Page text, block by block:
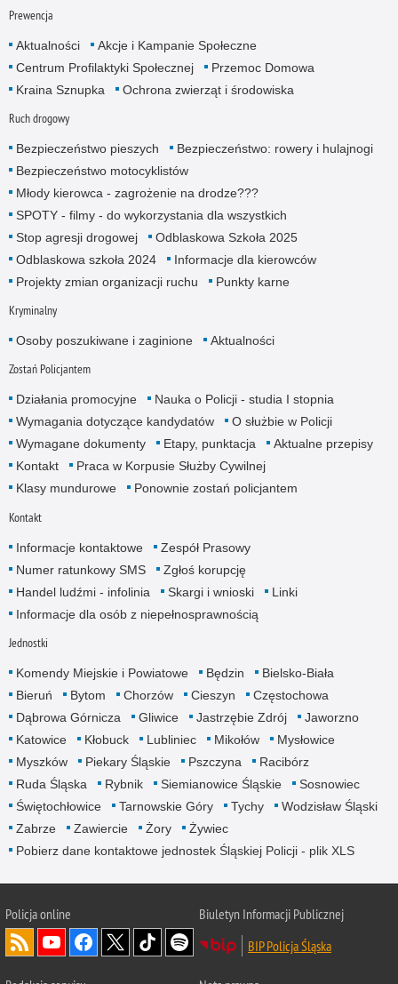
Prewencja
Aktualności
Akcje i Kampanie Społeczne
Centrum Profilaktyki Społecznej
Przemoc Domowa
Kraina Sznupka
Ochrona zwierząt i środowiska
Ruch drogowy
Bezpieczeństwo pieszych
Bezpieczeństwo: rowery i hulajnogi
Bezpieczeństwo motocyklistów
Młody kierowca - zagrożenie na drodze???
SPOTY - filmy - do wykorzystania dla wszystkich
Stop agresji drogowej
Odblaskowa Szkoła 2025
Odblaskowa szkoła 2024
Informacje dla kierowców
Projekty zmian organizacji ruchu
Punkty karne
Kryminalny
Osoby poszukiwane i zaginione Aktualności
Zostań Policjantem
Działania promocyjne
Nauka o Policji - studia I stopnia
Wymagania dotyczące kandydatów
O służbie w Policji
Wymagane dokumenty
Etapy, punktacja
Aktualne przepisy
Kontakt
Praca w Korpusie Służby Cywilnej
Klasy mundurowe
Ponownie zostań policjantem
Kontakt
Informacje kontaktowe
Zespół Prasowy
Numer ratunkowy SMS
Zgłoś korupcję
Handel ludźmi - infolinia
Skargi i wnioski
Linki
Informacje dla osób z niepełnosprawnością
Jednostki
Komendy Miejskie i Powiatowe Będzin
Bielsko-Biała
Bieruń
Bytom Chorzów Cieszyn
Częstochowa
Dąbrowa Górnicza
Gliwice Jastrzębie Zdrój
Jaworzno
Katowice
Kłobuck Lubliniec Mikołów
Mysłowice
Myszków
Piekary Śląskie Pszczyna
Racibórz
Ruda Śląska
Rybnik Siemianowice Śląskie
Sosnowiec
Świętochłowice
Tarnowskie Góry Tychy
Wodzisław Śląski
Zabrze
Zawiercie Żory
Żywiec
Pobierz dane kontaktowe jednostek Śląskiej Policji - plik XLS
Policja online
Biuletyn Informacji Publicznej
BIP Policja Śląska